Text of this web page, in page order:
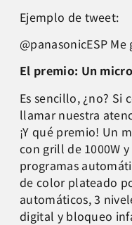
Ejemplo de tweet:
@panasonicESP
El premio: Un
Es sencillo, ¿no? Si
llamar nuestra
¡Y qué premio! Un
con grill de 1000W
programas
de color plateado
automáticos, 3
digital y bloqueo